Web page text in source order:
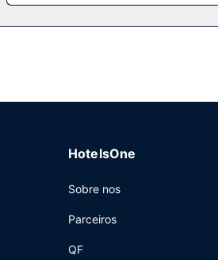
HotelsOne
Sobre nos
Parceiros
QF